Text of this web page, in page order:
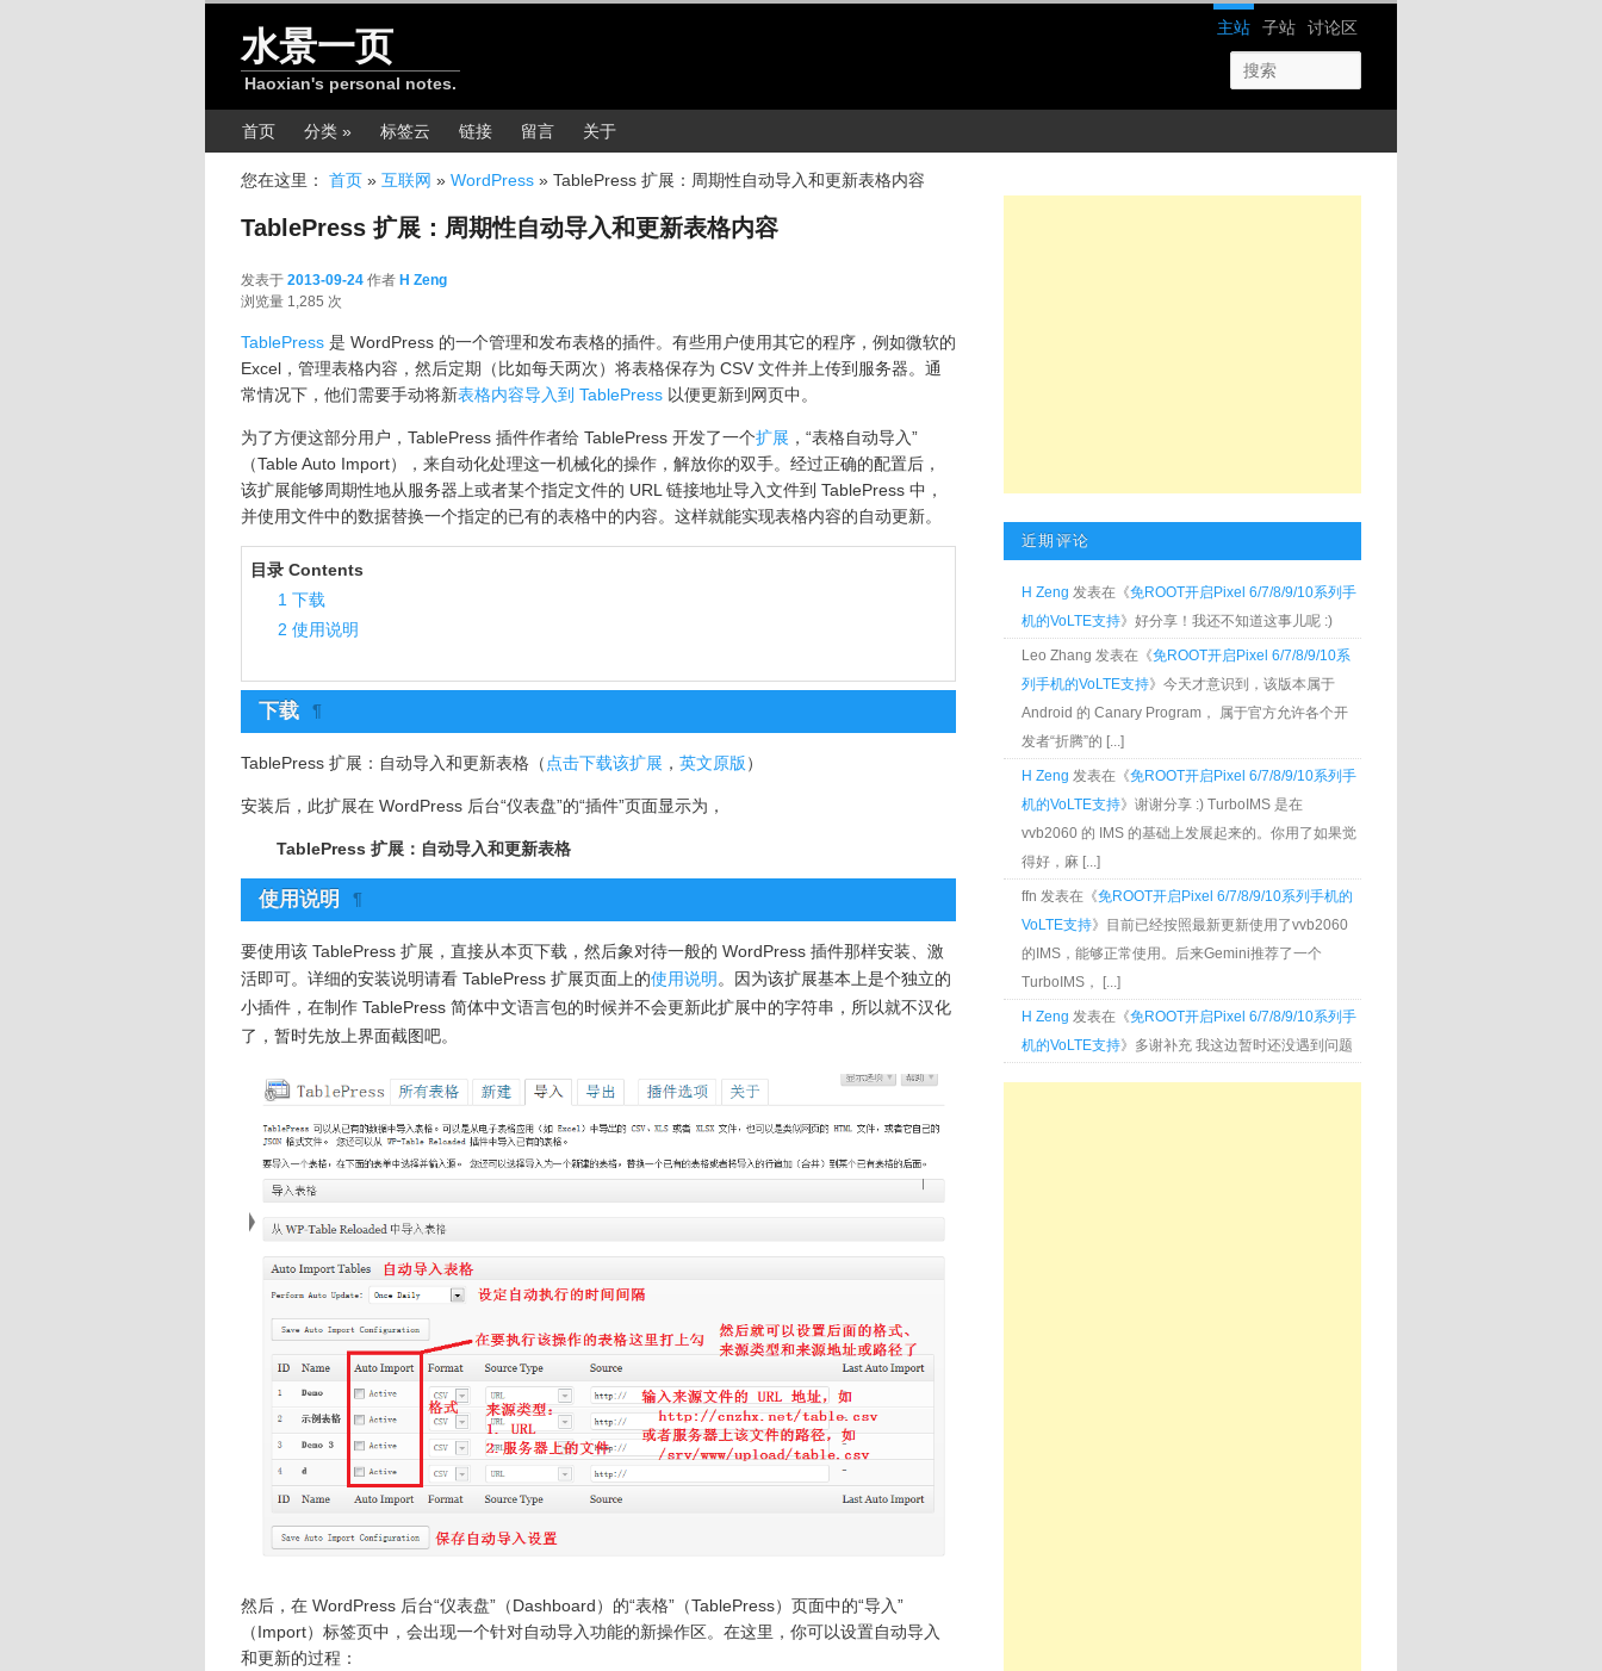
网站导航
主站 子站 讨论区
水景一页
Haoxian's personal notes.
主菜单首页 分类 » 标签云 链接 留言 关于
您在这里： 首页 » 互联网 » WordPress » TablePress 扩展：周期性自动导入和更新表格内容
TablePress 扩展：周期性自动导入和更新表格内容
发表于 2013-09-24 作者 H Zeng
浏览量 1,285 次
TablePress 是 WordPress 的一个管理和发布表格的插件。有些用户使用其它的程序，例如微软的
Excel，管理表格内容，然后定期（比如每天两次）将表格保存为 CSV 文件并上传到服务器。通
常情况下，他们需要手动将新表格内容导入到 TablePress 以便更新到网页中。
为了方便这部分用户，TablePress 插件作者给 TablePress 开发了一个扩展 ，“表格自动导入”
（Table Auto Import），来自动化处理这一机械化的操作，解放你的双手。经过正确的配置后，
该扩展能够周期性地从服务器上或者某个指定文件的 URL 链接地址导入文件到 TablePress 中，
并使用文件中的数据替换一个指定的已有的表格中的内容。这样就能实现表格内容的自动更新。
目录 Contents
1下载
2 使用说明
下载 ¶
TablePress 扩展：自动导入和更新表格（ 点击下载该扩展 ， 英文原版）
安装后，此扩展在 WordPress 后台“仪表盘”的“插件”页面显示为，
TablePress 扩展：自动导入和更新表格
使用说明 ¶
要使用该 TablePress 扩展，直接从本页下载，然后象对待一般的 WordPress 插件那样安装、激
活即可。 详细的安装说明请看 TablePress 扩展页面上的使用说明。因为该扩展基本上是个独立的
小插件，在制作 TablePress 简体中文语言包的时候并不会更新此扩展中的字符串，所以就不汉化
了，暂时先放上界面截图吧。
然后，在 WordPress 后台“仪表盘”（Dashboard）的“表格”（TablePress）页面中的“导入”
（Import）标签页中，会出现一个针对自动导入功能的新操作区。在这里，你可以设置自动导入
和更新的过程：
近期评论
H Zeng 发表在《免ROOT开启Pixel 6/7/8/9/10系列手
机的VoLTE支持》好分享！我还不知道这事儿呢 :)
Leo Zhang 发表在《免ROOT开启Pixel 6/7/8/9/10系
列手机的VoLTE支持》今天才意识到，该版本属于
Android 的 Canary Program， 属于官方允许各个开
发者“折腾”的 [...]
H Zeng 发表在《免ROOT开启Pixel 6/7/8/9/10系列手
机的VoLTE支持》谢谢分享 :) TurboIMS 是在
vvb2060 的 IMS 的基础上发展起来的。你用了如果觉
得好，麻 [...]
ffn 发表在《免ROOT开启Pixel 6/7/8/9/10系列手机的
VoLTE支持》目前已经按照最新更新使用了vvb2060
的IMS，能够正常使用。后来Gemini推荐了一个
TurboIMS， [...]
H Zeng 发表在《免ROOT开启Pixel 6/7/8/9/10系列手
机的VoLTE支持》多谢补充 我这边暂时还没遇到问题